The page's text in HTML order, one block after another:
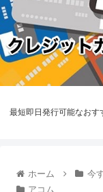
最短即日発行可能なお
ホーム
今
アコム